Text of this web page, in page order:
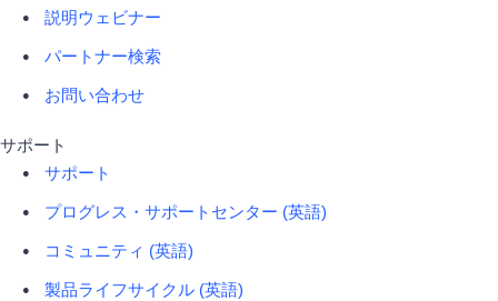
説明ウェビナー
パートナー検索
お問い合わせ
サポート
サポート
プログレス・サポートセンター (英語)
コミュニティ (英語)
製品ライフサイクル (英語)